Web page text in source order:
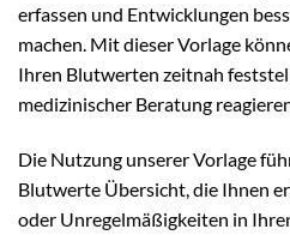
erfassen und Entwicklungen
machen. Mit dieser Vorlage
Ihren Blutwerten zeitnah
medizinischer Beratung
Die Nutzung unserer Vorlage
Blutwerte Übersicht, die Ihnen
oder Unregelmäßigkeiten in